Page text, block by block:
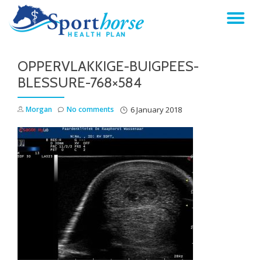
Skip
OPPERVLAKKIGE-BUIGPEES-
BLESSURE-768×584
Morgan 6 January 2018
No comments